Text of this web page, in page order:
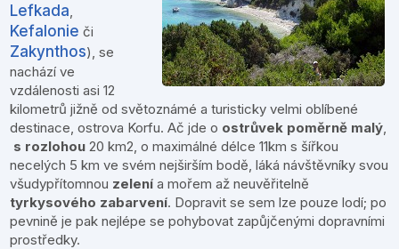
Lefkada,
Kefalonie či
Zakynthos), se
nachází ve
vzdálenosti asi 12
kilometrů jižně od světoznámé a turisticky velmi oblíbené
destinace, ostrova Korfu. Ač jde o ostrůvek poměrně malý,
s rozlohou 20 km2, o maximálné délce 11km s šířkou
necelých 5 km ve svém nejširším bodě, láká návštěvníky svou
všudypřítomnou zelení a mořem až neuvěřitelně
tyrkysového zabarvení. Dopravit se sem lze pouze lodí; po
pevnině je pak nejlépe se pohybovat zapůjčenými dopravními
prostředky.